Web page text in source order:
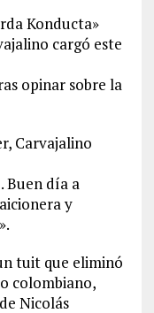
Konducta»
cargó este
opinar sobre la
Carvajalino
Buen día a
y
tuit que eliminó
colombiano,
Nicolás